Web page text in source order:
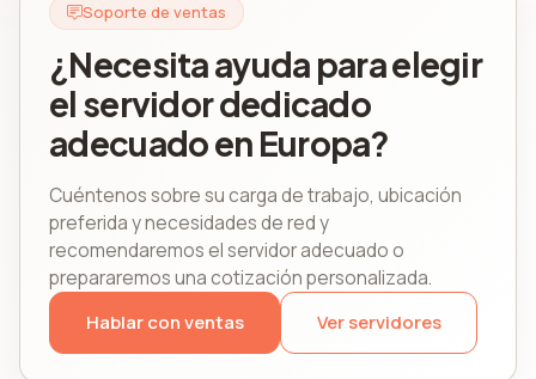
Soporte de ventas
¿Necesita ayuda para elegir
el servidor dedicado
adecuado en Europa?
Cuéntenos sobre su carga de trabajo, ubicación
preferida y necesidades de red y
recomendaremos el servidor adecuado o
prepararemos una cotización personalizada.
Hablar con ventas
Ver servidores